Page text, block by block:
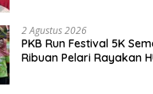
2 Agustus 2026
PKB Run Festival 5K
Ribuan Pelari Rayakan